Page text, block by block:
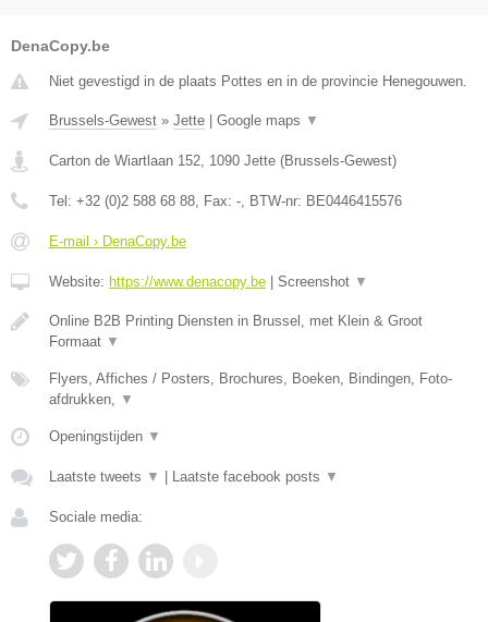
DenaCopy.be
Niet gevestigd in de plaats Pottes en in de provincie Henegouwen.
Brussels-Gewest » Jette Google maps ▼
Carton de Wiartlaan 152 1090 Jette (Brussels-Gewest)
Tel: +32 (0)2 588 68 88 , Fax: - , BTW-nr: BE0446415576
E-mail › DenaCopy.be
Website: https://www.denacopy.be Screenshot ▼
Online B2B Printing Diensten in Brussel, met Klein & Groot
Formaat ▼
Flyers, Affiches / Posters, Brochures, Boeken, Bindingen, Foto-
afdrukken,
▼
Openingstijden ▼
Laatste tweets ▼ Laatste facebook posts ▼
Sociale media: